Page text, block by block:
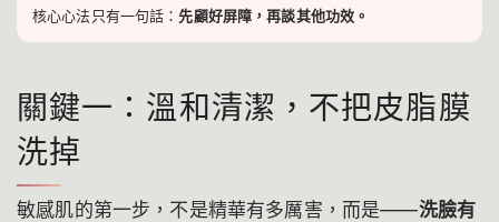
核心心法只有一句話：先顧好屏障，再談其他功效。
關鍵一：溫和清潔，不把皮脂膜
洗掉
敏感肌的第一步，不是精華有多厲害，而是——洗臉有